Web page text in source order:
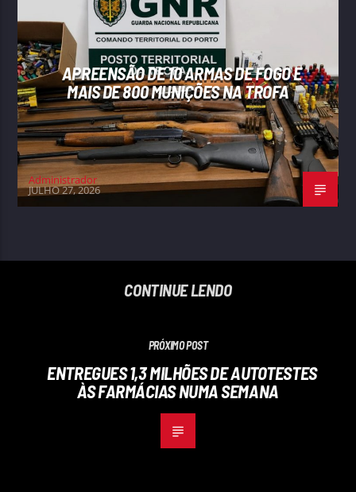
APREENSÃO DE 10 ARMAS DE FOGO E
MAIS DE 800 MUNIÇÕES NA TROFA
Administrador
JULHO 27, 2026
CONTINUE LENDO
PRÓXIMO POST
ENTREGUES 1,3 MILHÕES DE AUTOTESTES
ÀS FARMÁCIAS NUMA SEMANA